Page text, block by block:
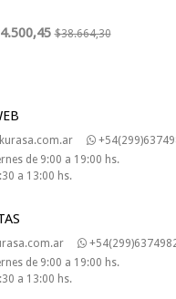
$38.664,30
de 9:00 a 19:00 hs.
a 13:00 hs.
de 9:00 a 19:00 hs.
a 13:00 hs.